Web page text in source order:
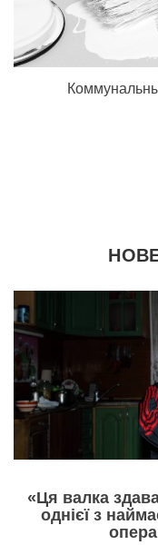
«Ця валка
однієї з